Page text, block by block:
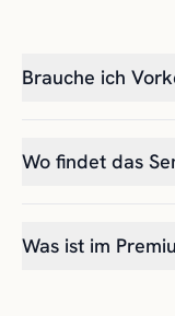
Brauche ich
Wo findet das
Was ist im